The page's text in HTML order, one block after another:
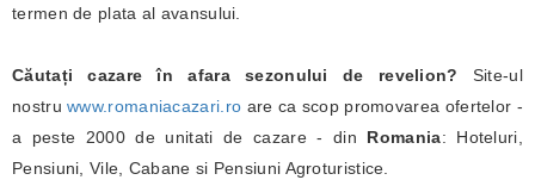
termen de plata al avansului.
Căutați cazare în afara sezonului de revelion? Site-ul
nostruwww.romaniacazari.ro are ca scop promovarea ofertelor -
a peste 2000 de unitati de cazare - din Romania: Hoteluri,
Pensiuni, Vile, Cabane si Pensiuni Agroturistice.